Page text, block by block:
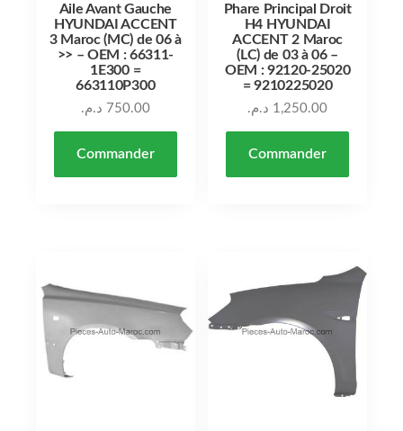
Aile Avant Gauche
HYUNDAI ACCENT
3 Maroc (MC) de 06 à
>> – OEM : 66311-
1E300 =
663110P300
750.00 د.م.
Commander
Phare Principal Droit
H4 HYUNDAI
ACCENT 2 Maroc
(LC) de 03 à 06 –
OEM : 92120-25020
= 9210225020
1,250.00 د.م.
Commander